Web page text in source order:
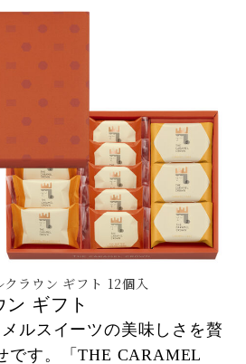
クラウン ギフト 12個入
ン ギフト
ルスイーツの美味しさを贅
です。「THE CARAMEL